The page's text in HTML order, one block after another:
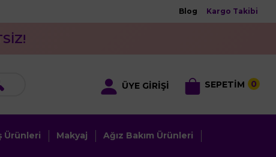
Blog Kargo Takibi
ÜYE GİRİŞİ SEPETİM 0
Ürünleri Makyaj Ağız Bakım Ürünleri